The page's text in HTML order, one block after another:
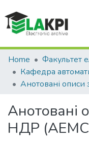
Communities &
All of DSpace
Home
Анотовані
НДР